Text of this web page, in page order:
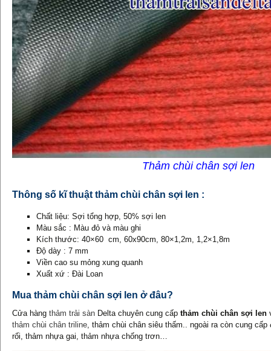
Thảm chùi chân sợi len
Thông số kĩ thuật thảm chùi chân sợi len :
Chất liệu: Sợi tổng hợp, 50% sợi len
Màu sắc : Màu đỏ và màu ghi
Kích thước: 40×60 cm, 60x90cm, 80×1,2m, 1,2×1,8m
Độ dày : 7 mm
Viền cao su mỏng xung quanh
Xuất xứ : Đài Loan
Mua thảm chùi chân sợi len ở đâu?
Cửa hàng thảm trải sàn Delta chuyên cung cấp thảm chùi chân sợi len
thảm chùi chân triline, thảm chùi chân siêu thấm.. ngoài ra còn cung
rối, thảm nhựa gai, thảm nhựa chống trơn…